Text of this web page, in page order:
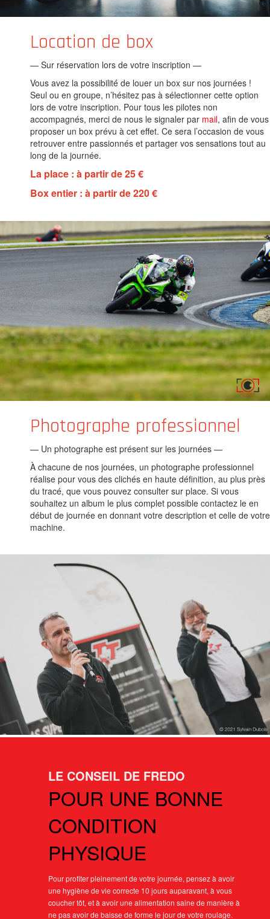
Location de box
— Sur réservation lors de votre inscription —
Vous avez la possibilité́ de louer un box sur nos journées !
Seul ou en groupe, n’hésitez pas à sélectionner cette option
lors de votre inscription. Pour tous les pilotes non
accompagnés, merci de nous le signaler par mail, afin de vous
proposer un box prévu à cet effet. Ce sera l’occasion de vous
retrouver entre passionnés et partager vos sensations tout au
long de la journée.
La place : à partir de 25 €
Box entier : à partir de 220 €
Photographe professionnel
— Un photographe est présent sur les journées —
À chacune de nos journées, un photographe professionnel
réalise pour vous des clichés en haute définition, au plus près
du tracé, que vous pouvez consulter sur place. Si vous
souhaitez un album le plus complet possible contactez le en
début de journée en donnant votre description et celle de votre
machine.
LE CONSEIL DE FREDO
POUR UNE BONNE
CONDITION
PHYSIQUE
Pour profiter pleinement de votre journée, pensez à avoir
une hygiène de vie correcte 10 jours auparavant, à vous
coucher tôt, et à avoir une alimentation saine de manière à
ne pas avoir de baisse de forme le jour de votre roulage.